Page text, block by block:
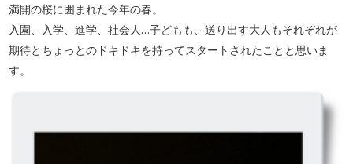
満開の桜に囲まれた今年の春。
入園、入学、進学、社会人…子どもも、送り出す大人もそれぞれが
期待とちょっとのドキドキを持ってスタートされたことと思いま
す。